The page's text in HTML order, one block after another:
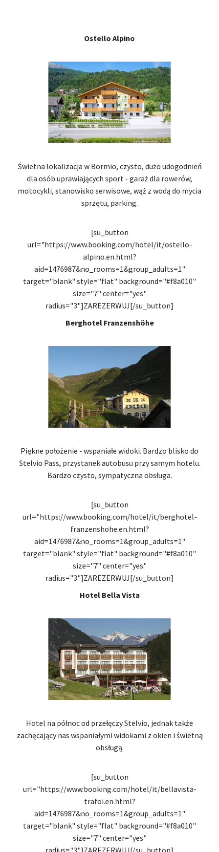
Ostello Alpino
Świetna lokalizacja w Bormio, czysto, dużo udogodnień
dla osób uprawiających sport - garaż dla rowerów,
motocykli, stanowisko serwisowe, wąż z wodą do mycia
sprzętu, parking.
[su_button
url="https://www.booking.com/hotel/it/ostello-
alpino.en.html?
aid=1476987&no_rooms=1&group_adults=1"
target="blank" style="flat" background="#f8a010"
size="7" center="yes"
radius="3"]ZAREZERWUJ[/su_button]
Berghotel Franzenshöhe
Piękne położenie - wspaniałe widoki. Bardzo blisko do
Stelvio Pass, przystanek autobusu przy samym hotelu.
Bardzo czysto, sympatyczna obsługa.
[su_button
url="https://www.booking.com/hotel/it/berghotel-
franzenshohe.en.html?
aid=1476987&no_rooms=1&group_adults=1"
target="blank" style="flat" background="#f8a010"
size="7" center="yes"
radius="3"]ZAREZERWUJ[/su_button]
Hotel Bella Vista
Hotel na północ od przełęczy Stelvio, jednak także
zachęcający nas wspaniałymi widokami z okien i świetną
obsługą.
[su_button
url="https://www.booking.com/hotel/it/bellavista-
trafoi.en.html?
aid=1476987&no_rooms=1&group_adults=1"
target="blank" style="flat" background="#f8a010"
size="7" center="yes"
radius="3"]ZAREZERWUJ[/su_button]